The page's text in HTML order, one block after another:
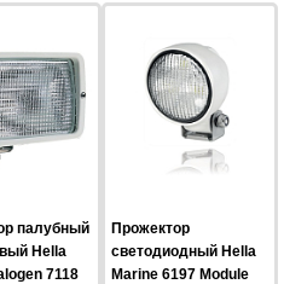
палубный
Hella
7118
Прожектор
светодиодный Hella
Marine 6197 Module